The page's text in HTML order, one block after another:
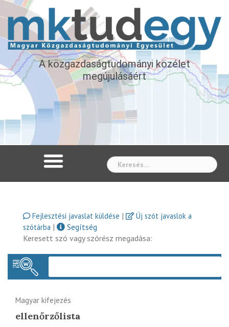
A közgazdaságtudományi közélet
megújulásáért
Fejlesztési javaslat küldése |
Új szót javaslok a
szótárba |
Segítség
Keresett szó vagy szórész megadása:
Magyar kifejezés
ellenőrzőlista